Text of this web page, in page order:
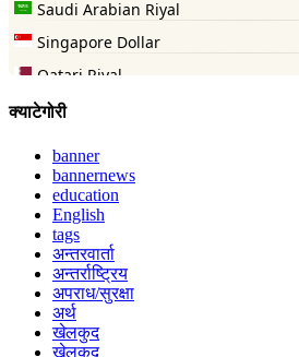
क्याटेगोरी
banner
bannernews
education
English
tags
अन्तरवार्ता
अन्तर्राष्ट्रिय
अपराध/सुरक्षा
अर्थ
खेलकुद
खेलकुद